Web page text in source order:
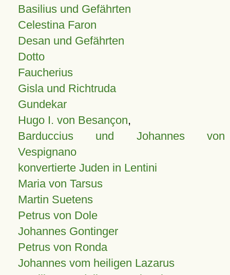
Basilius und Gefährten
Celestina Faron
Desan und Gefährten
Dotto
Faucherius
Gisla und Richtruda
Gundekar
Hugo I. von Besançon,
Barduccius und Johannes von
Vespignano
konvertierte Juden in Lentini
Maria von Tarsus
Martin Suetens
Petrus von Dole
Johannes Gontinger
Petrus von Ronda
Johannes vom heiligen Lazarus